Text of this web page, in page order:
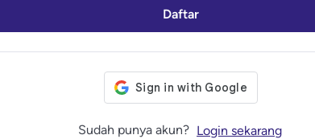
Daftar
Sudah punya akun? Login sekarang